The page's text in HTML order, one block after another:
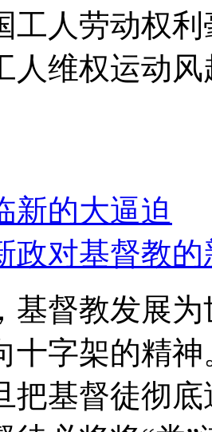
工人劳动权
人维权运动
新的大逼迫
对基督教的
基督教发展
十字架的精
把基督徒彻